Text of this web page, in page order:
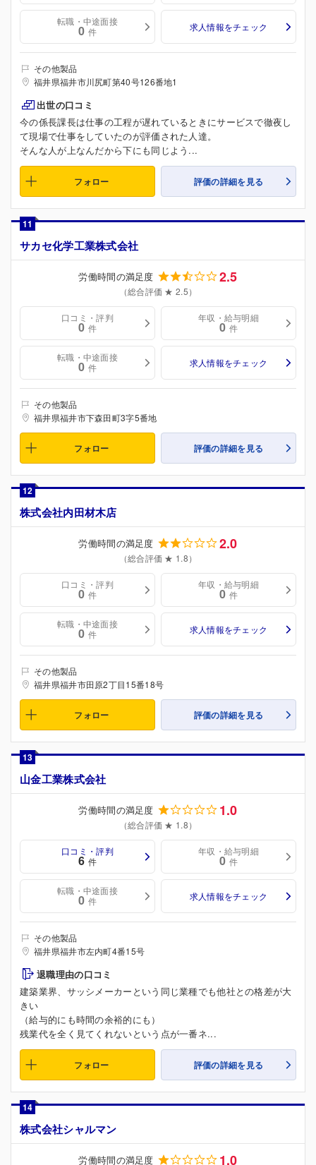
転職・中途面接
0 件 求人情報をチェック
その他製品
福井県福井市川尻町第40号126番地1
出世の口コミ
今の係長課長は仕事の工程が遅れているときにサービスで徹夜し
て現場で仕事をしていたのが評価された人達。
そんな人が上なんだから下にも同じよう...
フォロー 評価の詳細を見る
11
サカセ化学工業株式会社
労働時間の満足度 2.5
（総合評価 ★ 2.5）
口コミ・評判
0 件
年収・給与明細
0 件
転職・中途面接
0 件 求人情報をチェック
その他製品
福井県福井市下森田町3字5番地
フォロー 評価の詳細を見る
12
株式会社内田材木店
労働時間の満足度 2.0
（総合評価 ★ 1.8）
口コミ・評判
0 件
年収・給与明細
0 件
転職・中途面接
0 件 求人情報をチェック
その他製品
福井県福井市田原2丁目15番18号
フォロー 評価の詳細を見る
13
山金工業株式会社
労働時間の満足度 1.0
（総合評価 ★ 1.8）
口コミ・評判
6 件
年収・給与明細
0 件
転職・中途面接
0 件 求人情報をチェック
その他製品
福井県福井市左内町4番15号
退職理由の口コミ
建築業界、サッシメーカーという同じ業種でも他社との格差が大
きい
（給与的にも時間の余裕的にも）
残業代を全く見てくれないという点が一番ネ...
フォロー 評価の詳細を見る
14
株式会社シャルマン
労働時間の満足度 1.0